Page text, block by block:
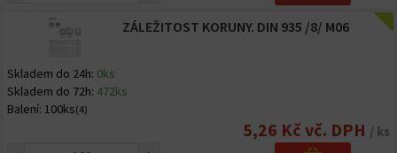
ZÁLEŽITOST KORUNY. DIN 935 /8/ M06
Skladem do 24h: 0ks
Skladem do 72h: 472ks
Balení: 100ks(4)
5,26 Kč vč. DPH / ks